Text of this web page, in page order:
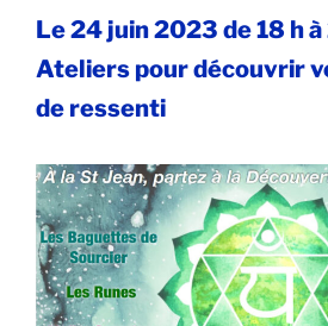
Le 24 juin 2023 de 18 h
Ateliers pour découvrir
de ressenti